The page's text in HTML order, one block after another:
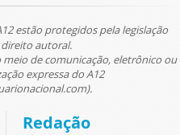
estão protegidos pela legislação
autoral.
de comunicação, eletrônico ou
expressa do A12
Redação